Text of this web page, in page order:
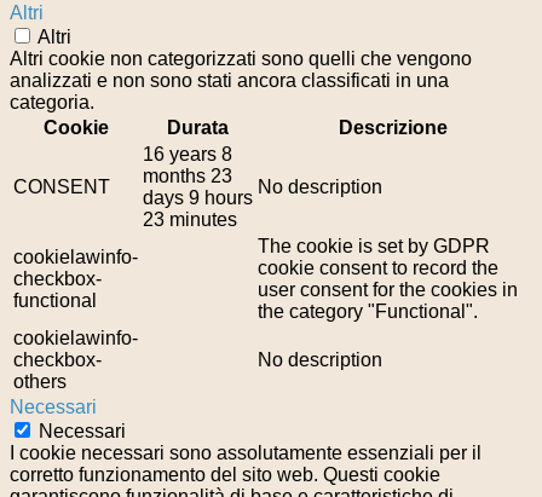
Altri
Altri
Altri cookie non categorizzati sono quelli che vengono
analizzati e non sono stati ancora classificati in una
categoria.
Cookie
Durata Descrizione
CONSENT
16 years 8
months 23
days 9 hours
23 minutes
No description
cookielawinfo-
checkbox-
functional
The cookie is set by GDPR
cookie consent to record the
user consent for the cookies in
the category "Functional".
cookielawinfo-
checkbox-
others
No description
Necessari
Necessari
I cookie necessari sono assolutamente essenziali per il
corretto funzionamento del sito web. Questi cookie